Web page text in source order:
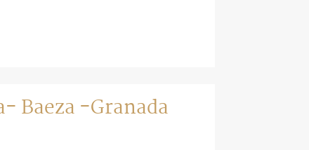
Baeza -Granada